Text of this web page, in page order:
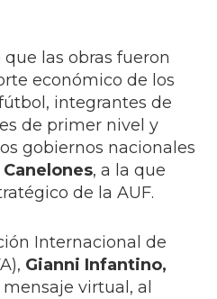
las obras fueron
económico de los
integrantes de
de primer nivel y
gobiernos nacionales
, a la que
de la AUF.
Internacional de
Gianni Infantino,
virtual, al